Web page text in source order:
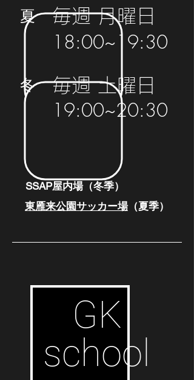
夏 ​毎週 月曜日
18:00~19:30
冬 ​毎週 土曜日
​19:00~20:30
​ SSAP屋内場（冬季）
東雁来公園サッカー場（夏季）
GK
school